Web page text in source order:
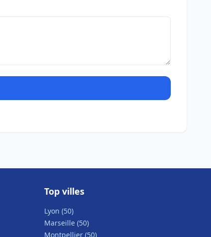
Top villes
Lyon (50)
Marseille (50)
Montpellier (50)